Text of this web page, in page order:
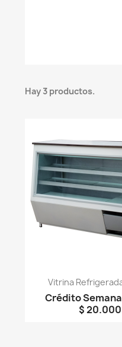
Hay 3 productos.
Vista
Vitrina
Crédito
$ 20.000